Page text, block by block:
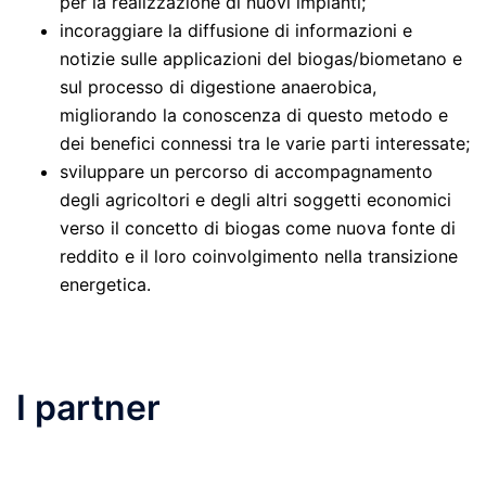
incoraggiare la diffusione di informazioni e
notizie sulle applicazioni del biogas/biometano e
sul processo di digestione anaerobica,
migliorando la conoscenza di questo metodo e
dei benefici connessi tra le varie parti interessate;
sviluppare un percorso di accompagnamento
degli agricoltori e degli altri soggetti economici
verso il concetto di biogas come nuova fonte di
reddito e il loro coinvolgimento nella transizione
energetica.
I partner